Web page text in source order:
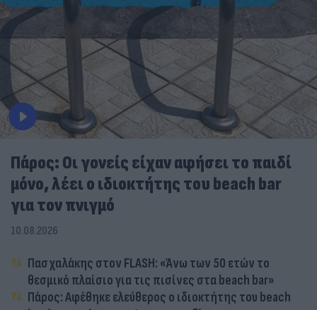
Πάρος: Οι γονείς είχαν αφήσει το παιδί
μόνο, λέει ο ιδιοκτήτης του beach bar
για τον πνιγμό
10.08.2026
Πασχαλάκης στον FLASH: «Άνω των 50 ετών το
θεσμικό πλαίσιο για τις πισίνες στα beach bar»
Πάρος: Αφέθηκε ελεύθερος ο ιδιοκτήτης του beach